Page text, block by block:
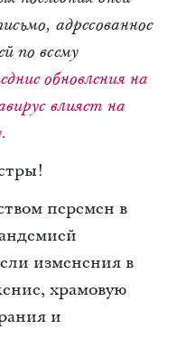
адресованное
по всему
обновления на
влияет на
перемен в
изменения в
храмовую
и